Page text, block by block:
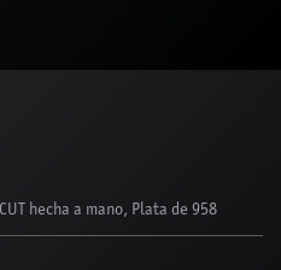
hecha a mano, Plata de 958